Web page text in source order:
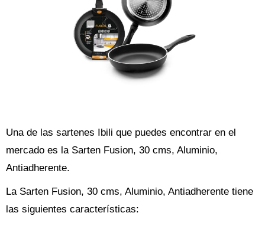
Una de las sartenes Ibili que puedes encontrar en el
mercado es la Sarten Fusion, 30 cms, Aluminio,
Antiadherente.
La Sarten Fusion, 30 cms, Aluminio, Antiadherente tiene
las siguientes características: